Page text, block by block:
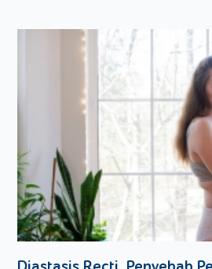
furikake(abon Jepang)
2 sdm mayonnaise
1 kaleng ikan tuna
25 gram bawang bombay
lada bubuk, secukupnya
Bahan Pelengkap
2 lembar nori